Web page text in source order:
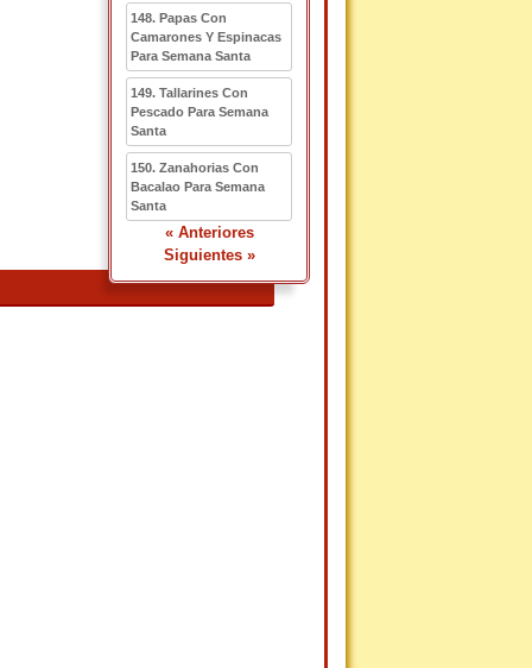
148. Papas Con
Camarones Y Espinacas
Para Semana Santa
149. Tallarines Con
Pescado Para Semana
Santa
150. Zanahorias Con
Bacalao Para Semana
Santa
« Anteriores
Siguientes »